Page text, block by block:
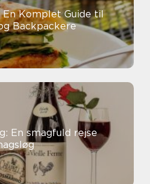
En Komplet Guide til
Backpackere
En smagfuld rejse